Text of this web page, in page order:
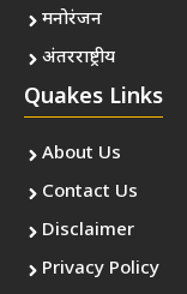
मनोरंजन
अंतरराष्ट्रीय
Quakes Links
About Us
Contact Us
Disclaimer
Privacy Policy